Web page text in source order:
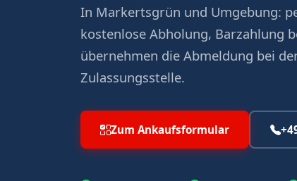
In Markertsgrün und Umgebung:
kostenlose Abholung, Barzahlung
übernehmen die Abmeldung bei
Zulassungsstelle.
Zum Ankaufsformular